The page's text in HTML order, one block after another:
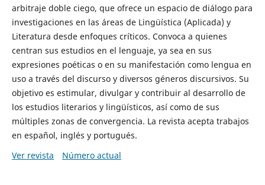
arbitraje doble ciego, que ofrece un espacio de diálogo para
investigaciones en las áreas de Lingüística (Aplicada) y
Literatura desde enfoques críticos. Convoca a quienes
centran sus estudios en el lenguaje, ya sea en sus
expresiones poéticas o en su manifestación como lengua en
uso a través del discurso y diversos géneros discursivos. Su
objetivo es estimular, divulgar y contribuir al desarrollo de
los estudios literarios y lingüísticos, así como de sus
múltiples zonas de convergencia. La revista acepta trabajos
en español, inglés y portugués.
Ver revista
Número actual